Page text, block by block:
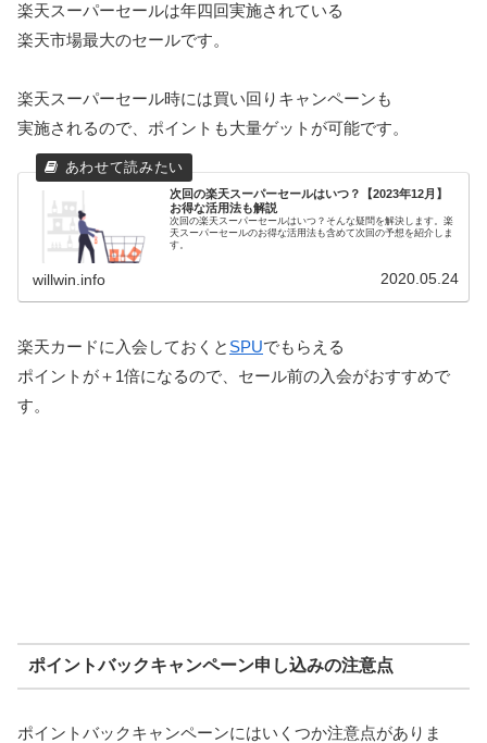
楽天スーパーセールは年四回実施されている
楽天市場最大のセールです。
楽天スーパーセール時には買い回りキャンペーンも
実施されるので、ポイントも大量ゲットが可能です。
次回の楽天スーパーセールはいつ？【2023年12月】
お得な活用法も解説
次回の楽天スーパーセールはいつ？そんな疑問を解決します。楽
天スーパーセールのお得な活用法も含めて次回の予想を紹介しま
す。
willwin.info 2020.05.24
楽天カードに入会しておくと SPUでもらえる
ポイントが＋1倍になるので、セール前の入会がおすすめで
す。
ポイントバックキャンペーン申し込みの注意点
ポイントバックキャンペーンにはいくつか注意点がありま